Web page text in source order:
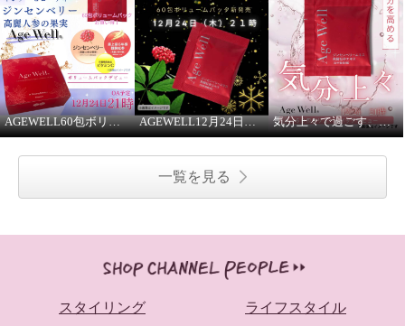
AGEWELL60包ボリュームパック 12月24日21時よりご紹介 AGEWELL12月24日２１時より 気分上々で過ごす、大人の美容習慣
一覧を見る
スタイリング ライフスタイル